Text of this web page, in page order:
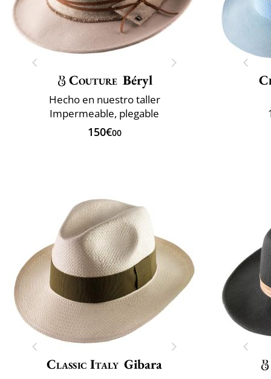
Couture Béryl
Hecho en nuestro taller
Impermeable, plegable
150€00
Classic Italy Gibara